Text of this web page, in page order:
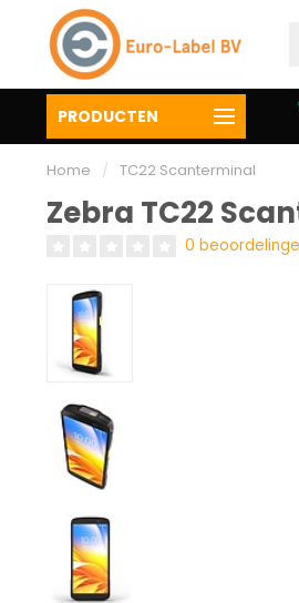
PRODUCTEN
We bieden altijd hulp bij
installatie
Home / TC22 Scanterminal
Zebra TC22
0